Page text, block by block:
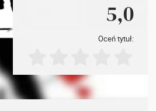
5,0
Oceń tytuł: